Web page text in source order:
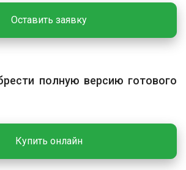
процесс включает разметку мест
стыков. Перед началом работ
с выносом отметок на опорные
только после полного
пролетов плитами перекрытия.
Оставить заявку
полную версию готового
Купить онлайн